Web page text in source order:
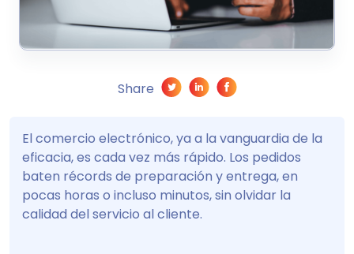
Share
El comercio electrónico, ya a la vanguardia de la
eficacia, es cada vez más rápido. Los pedidos
baten récords de preparación y entrega, en
pocas horas o incluso minutos, sin olvidar la
calidad del servicio al cliente.